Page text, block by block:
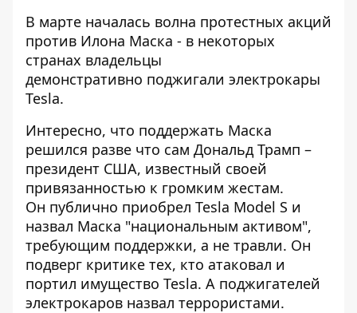
В марте началась волна протестных акций
против Илона Маска - в некоторых
странах владельцы
демонстративно поджигали электрокары
Tesla.
Интересно, что поддержать Маска
решился разве что сам Дональд Трамп –
президент США, известный своей
привязанностью к громким жестам.
Он публично приобрел Tesla Model S и
назвал Маска "национальным активом",
требующим поддержки, а не травли. Он
подверг критике тех, кто атаковал и
портил имущество Tesla. А поджигателей
электрокаров назвал террористами.